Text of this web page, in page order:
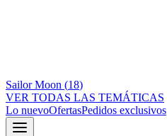
Sailor Moon (18)
VER TODAS LAS TEMÁTICAS
Lo nuevoOfertasPedidos exclusivos